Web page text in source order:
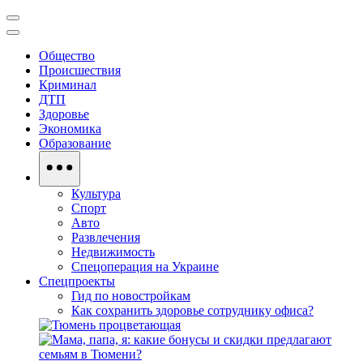
Общество
Происшествия
Криминал
ДТП
Здоровье
Экономика
Образование
Культура
Спорт
Авто
Развлечения
Недвижимость
Спецоперация на Украине
Спецпроекты
Гид по новостройкам
Как сохранить здоровье сотруднику офиса?